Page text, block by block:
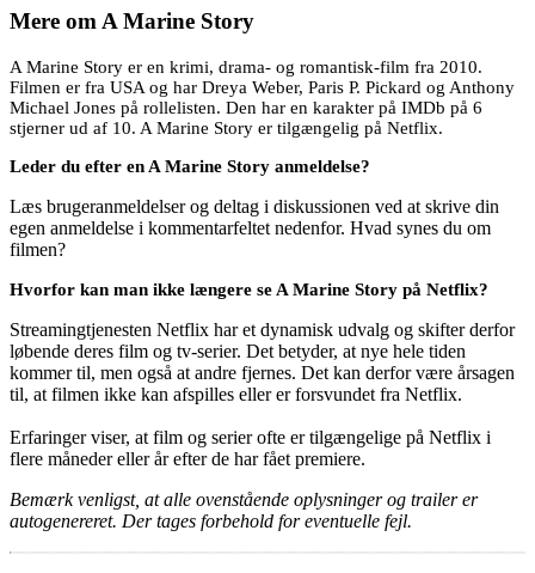
Mere om A Marine Story
A Marine Story er en krimi, drama- og romantisk-film fra 2010.
Filmen er fra USA og har Dreya Weber, Paris P. Pickard og Anthony
Michael Jones på rollelisten. Den har en karakter på IMDb på 6
stjerner ud af 10. A Marine Story er tilgængelig på Netflix.
Leder du efter en A Marine Story anmeldelse?
Læs brugeranmeldelser og deltag i diskussionen ved at skrive din
egen anmeldelse i kommentarfeltet nedenfor. Hvad synes du om
filmen?
Hvorfor kan man ikke længere se A Marine Story på Netflix?
Streamingtjenesten Netflix har et dynamisk udvalg og skifter derfor
løbende deres film og tv-serier. Det betyder, at nye hele tiden
kommer til, men også at andre fjernes. Det kan derfor være årsagen
til, at filmen ikke kan afspilles eller er forsvundet fra Netflix.
Erfaringer viser, at film og serier ofte er tilgængelige på Netflix i
flere måneder eller år efter de har fået premiere.
Bemærk venligst, at alle ovenstående oplysninger og trailer er
autogenereret. Der tages forbehold for eventuelle fejl.